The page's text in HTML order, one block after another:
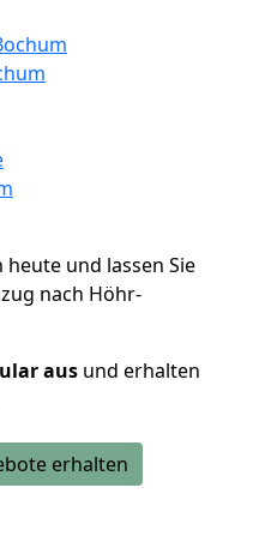
und lassen Sie
nach Höhr-
aus und erhalten
erhalten